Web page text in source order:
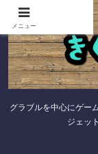
グラブルを中心にゲー
ジェッ
メニュー